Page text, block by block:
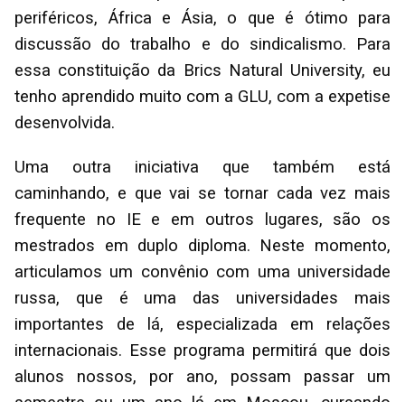
periféricos, África e Ásia, o que é ótimo para
discussão do trabalho e do sindicalismo. Para
essa constituição da Brics Natural University, eu
tenho aprendido muito com a GLU, com a expetise
desenvolvida.
Uma outra iniciativa que também está
caminhando, e que vai se tornar cada vez mais
frequente no IE e em outros lugares, são os
mestrados em duplo diploma. Neste momento,
articulamos um convênio com uma universidade
russa, que é uma das universidades mais
importantes de lá, especializada em relações
internacionais. Esse programa permitirá que dois
alunos nossos, por ano, possam passar um